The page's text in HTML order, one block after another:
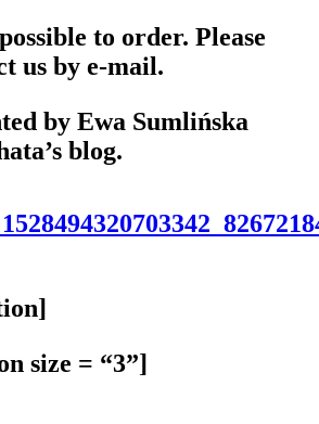
to order. Please
us by e-mail.
by Ewa Sumlińska
blog.
size = “3”]